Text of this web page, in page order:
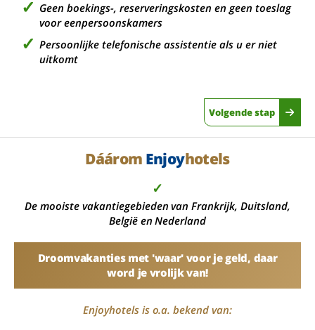
Geen boekings-, reserveringskosten en geen toeslag
voor eenpersoonskamers
Persoonlijke telefonische assistentie als u er niet
uitkomt
Volgende stap
Dáárom Enjoyhotels
✓
De mooiste vakantiegebieden van Frankrijk, Duitsland,
België en Nederland
Droomvakanties met 'waar' voor je geld, daar
word je vrolijk van!
Enjoyhotels is o.a. bekend van: